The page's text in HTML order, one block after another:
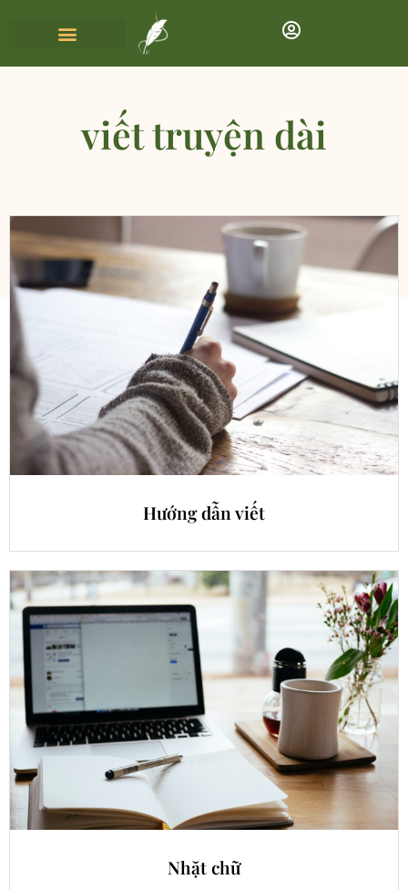
viết truyện dài
Hướng dẫn viết
Nhặt chữ